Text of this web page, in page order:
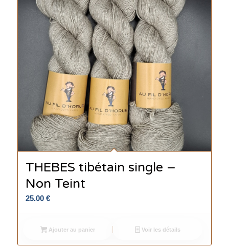
THEBES tibétain single –
Non Teint
25.00 €
Ajouter au panier Voir les détails